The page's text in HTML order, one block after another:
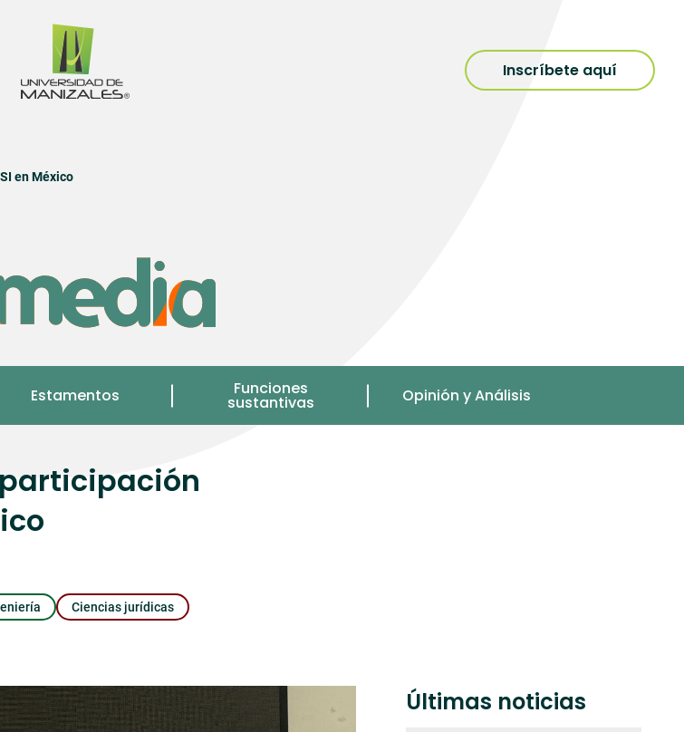
Inscríbete aquí
en México
Estamentos Funciones
sustantivas Opinión y Análisis
Ciencias jurídicas
Últimas noticias